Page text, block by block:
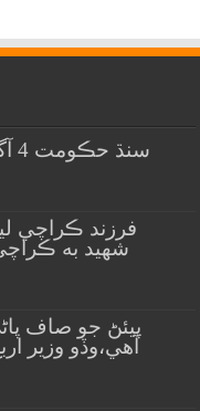
شهيد به
پيئڻ جو صاف
آهي،وڏو وزير